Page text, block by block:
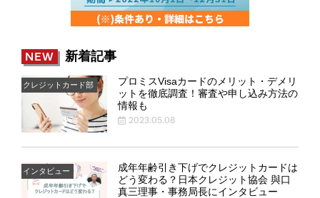
NEW 新着記事
クレジットカード部
プロミスVisaカードのメリット・デメリ
ットを徹底調査！審査や申し込み方法の
情報も
2023.05.08
インタビュー
成年年齢引き下げでクレジットカードは
どう変わる？日本クレジット協会 與口
真三理事・事務局長にインタビュー